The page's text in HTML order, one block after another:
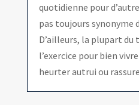
quotidienne pour
pas toujours synonyme
D’ailleurs, la plupart du
l’exercice pour bien
heurter autrui ou